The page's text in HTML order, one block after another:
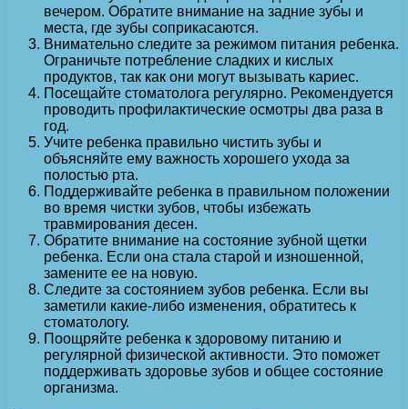
вечером. Обратите внимание на задние зубы и
места, где зубы соприкасаются.
Внимательно следите за режимом питания ребенка.
Ограничьте потребление сладких и кислых
продуктов, так как они могут вызывать кариес.
Посещайте стоматолога регулярно. Рекомендуется
проводить профилактические осмотры два раза в
год.
Учите ребенка правильно чистить зубы и
объясняйте ему важность хорошего ухода за
полостью рта.
Поддерживайте ребенка в правильном положении
во время чистки зубов, чтобы избежать
травмирования десен.
Обратите внимание на состояние зубной щетки
ребенка. Если она стала старой и изношенной,
замените ее на новую.
Следите за состоянием зубов ребенка. Если вы
заметили какие-либо изменения, обратитесь к
стоматологу.
Поощряйте ребенка к здоровому питанию и
регулярной физической активности. Это поможет
поддерживать здоровье зубов и общее состояние
организма.